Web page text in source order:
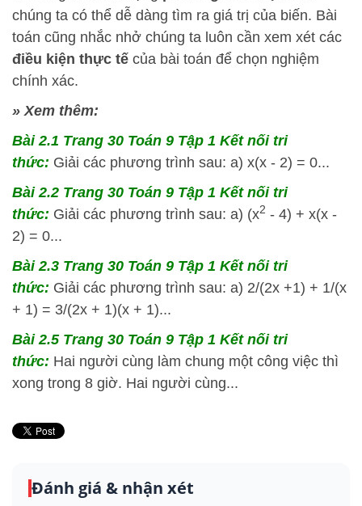
chúng ta có thể dễ dàng tìm ra giá trị của biến. Bài
toán cũng nhắc nhở chúng ta luôn cần xem xét các
điều kiện thực tế của bài toán để chọn nghiệm
chính xác.
» Xem thêm:
Bài 2.1 Trang 30 Toán 9 Tập 1 Kết nối tri
thức: Giải các phương trình sau: a) x(x - 2) = 0...
Bài 2.2 Trang 30 Toán 9 Tập 1 Kết nối tri
thức: Giải các phương trình sau: a) (x2 - 4) + x(x -
2) = 0...
Bài 2.3 Trang 30 Toán 9 Tập 1 Kết nối tri
thức: Giải các phương trình sau: a) 2/(2x +1) + 1/(x
+ 1) = 3/(2x + 1)(x + 1)...
Bài 2.5 Trang 30 Toán 9 Tập 1 Kết nối tri
thức: Hai người cùng làm chung một công việc thì
xong trong 8 giờ. Hai người cùng...
Đánh giá & nhận xét